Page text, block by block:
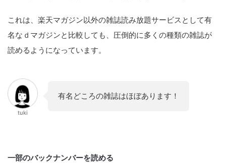
これは、楽天マガジン以外の雑誌読み放題サービスとして有
名なｄマガジンと比較しても、圧倒的に多くの種類の雑誌が
読めるようになっています。
tuki
有名どころの雑誌はほぼあります！
一部のバックナンバーを読める